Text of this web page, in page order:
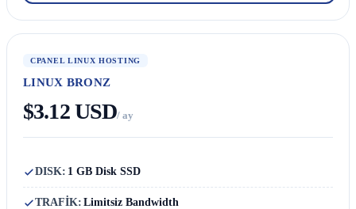
CPANEL LINUX HOSTING
LINUX BRONZ
$3.12 USD/ ay
DISK: 1 GB Disk SSD
TRAFİK: Limitsiz Bandwidth